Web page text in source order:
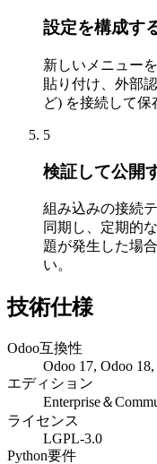
設定を構成す
新しいメニュー
貼り付け、外部
ど) を接続して保
5
検証して公開
組み込みの接続
同期し、定期的
題が発生した場
い。
技術仕様
Odoo互換性
Odoo 17, Odoo
エディション
Enterprise＆
ライセンス
LGPL-3.0
Python要件